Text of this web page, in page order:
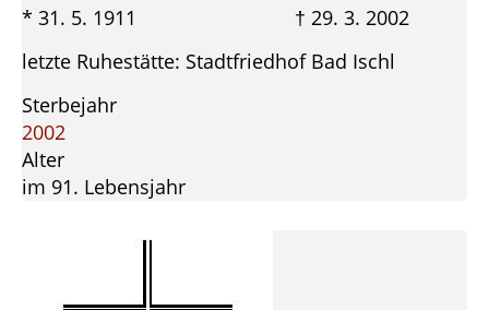
* 31. 5. 1911 † 29. 3. 2002
letzte Ruhestätte: Stadtfriedhof Bad Ischl
Sterbejahr
2002
Alter
im 91. Lebensjahr